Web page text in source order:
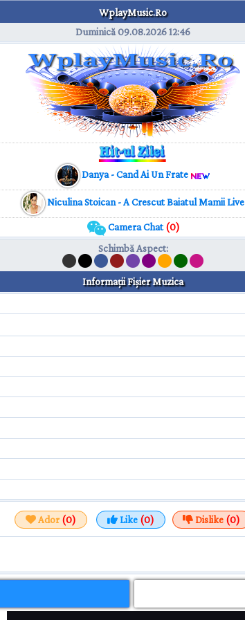
WplayMusic.Ro
Duminică 09.08.202612:46
Danya - Cand Ai Un Frate
Niculina Stoican - A Crescut Baiatul Mamii Live
Camera Chat(0)
Schimbă Aspect:
Informaţii Fişier Muzica
Ador(0) Like (0) Dislike (0)